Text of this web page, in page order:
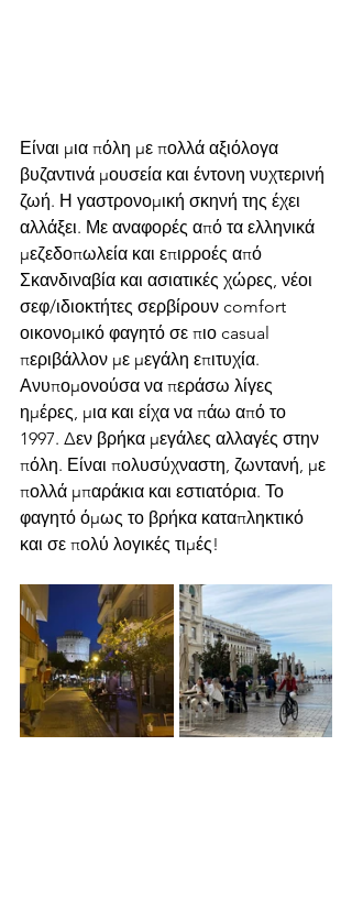
Είναι μια πόλη με πολλά αξιόλογα
βυζαντινά μουσεία και έντονη νυχτερινή
ζωή. Η γαστρονομική σκηνή της έχει
αλλάξει. Με αναφορές από τα ελληνικά
μεζεδοπωλεία και επιρροές από
Σκανδιναβία και ασιατικές χώρες, νέοι
σεφ/ιδιοκτήτες σερβίρουν comfort
οικονομικό φαγητό σε πιο casual
περιβάλλον με μεγάλη επιτυχία.
Ανυπομονούσα να περάσω λίγες
ημέρες, μια και είχα να πάω από το
1997. Δεν βρήκα μεγάλες αλλαγές στην
πόλη. Είναι πολυσύχναστη, ζωντανή, με
πολλά μπαράκια και εστιατόρια. Το
φαγητό όμως το βρήκα καταπληκτικό
και σε πολύ λογικές τιμές!